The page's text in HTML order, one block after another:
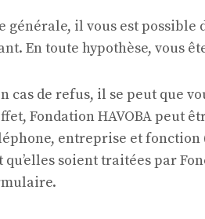
générale, il vous est
En toute hypothèse, vous
cas de refus, il se peut que
Fondation HAVOBA peut
entreprise et fonction
qu’elles soient traitées par